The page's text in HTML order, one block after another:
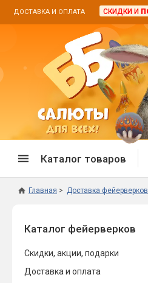
ДОСТАВКА И ОПЛАТА СКИДКИ И
Каталог товаров
Распродажа фейерверков
Распродажа бенгальских
Главная Доставка фейерверков
Каталог фейерверков
Скидки, акции, подарки
Доставка и оплата